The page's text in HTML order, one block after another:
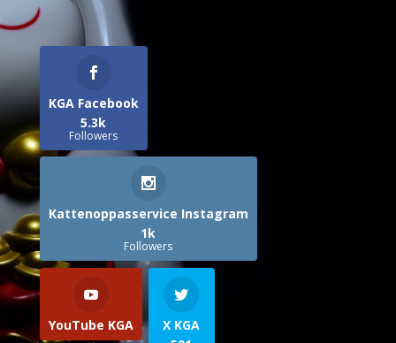
KGA Facebook
5.3k
Followers
Kattenoppasservice Instagram
1k
Followers
YouTube KGA
X KGA